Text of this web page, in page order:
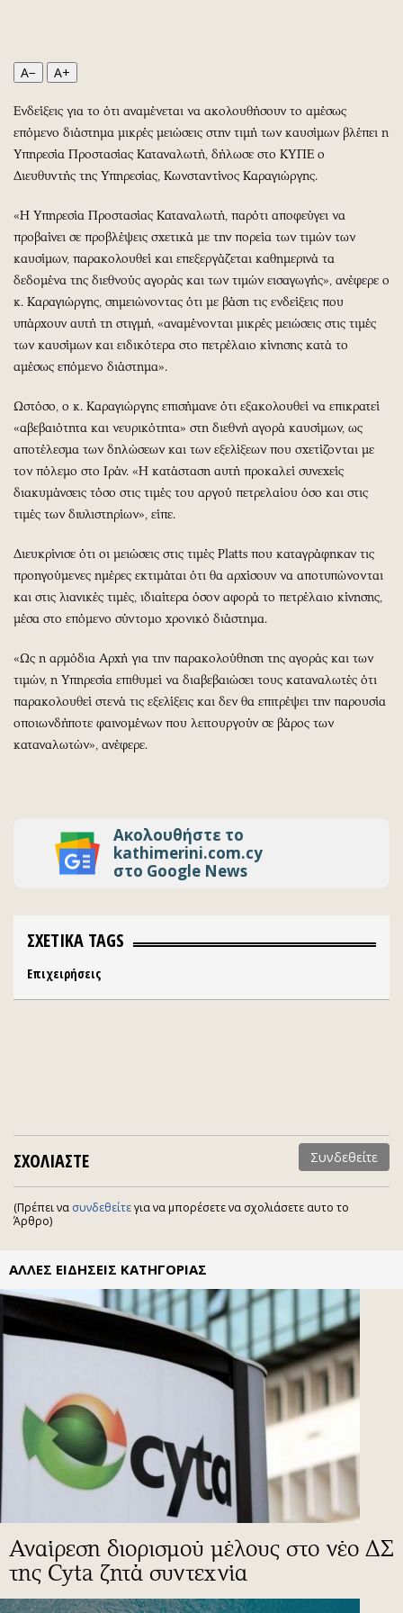
Παράξενα
Πολιτισμός
Σινεμά
Θέατρο-Χορός
Μουσική
Εικαστικά
Βιβλίο
Χειρόγραφα
Εκπομπές
Wine routes
Podcasts
Uncut
Προσφορές
Προσωπικότητες στην ''Κ''
Επιστολές
A− A+
Ενδείξεις για το ότι αναμένεται να ακολουθήσουν το αμέσως
επόμενο διάστημα μικρές μειώσεις στην τιμή των καυσίμων βλέπει η
Υπηρεσία Προστασίας Καταναλωτή, δήλωσε στο ΚΥΠΕ ο
Διευθυντής της Υπηρεσίας, Κωνσταντίνος Καραγιώργης.
«Η Υπηρεσία Προστασίας Καταναλωτή, παρότι αποφεύγει να
προβαίνει σε προβλέψεις σχετικά με την πορεία των τιμών των
καυσίμων, παρακολουθεί και επεξεργάζεται καθημερινά τα
δεδομένα της διεθνούς αγοράς και των τιμών εισαγωγής», ανέφερε ο
κ. Καραγιώργης, σημειώνοντας ότι με βάση τις ενδείξεις που
υπάρχουν αυτή τη στιγμή, «αναμένονται μικρές μειώσεις στις τιμές
των καυσίμων και ειδικότερα στο πετρέλαιο κίνησης κατά το
αμέσως επόμενο διάστημα».
Ωστόσο, ο κ. Καραγιώργης επισήμανε ότι εξακολουθεί να επικρατεί
«αβεβαιότητα και νευρικότητα» στη διεθνή αγορά καυσίμων, ως
αποτέλεσμα των δηλώσεων και των εξελίξεων που σχετίζονται με
τον πόλεμο στο Ιράν. «Η κατάσταση αυτή προκαλεί συνεχείς
διακυμάνσεις τόσο στις τιμές του αργού πετρελαίου όσο και στις
τιμές των διυλιστηρίων», είπε.
Διευκρίνισε ότι οι μειώσεις στις τιμές Platts που καταγράφηκαν τις
προηγούμενες ημέρες εκτιμάται ότι θα αρχίσουν να αποτυπώνονται
και στις λιανικές τιμές, ιδιαίτερα όσον αφορά το πετρέλαιο κίνησης,
μέσα στο επόμενο σύντομο χρονικό διάστημα.
«Ως η αρμόδια Αρχή για την παρακολούθηση της αγοράς και των
τιμών, η Υπηρεσία επιθυμεί να διαβεβαιώσει τους καταναλωτές ότι
παρακολουθεί στενά τις εξελίξεις και δεν θα επιτρέψει την παρουσία
οποιωνδήποτε φαινομένων που λειτουργούν σε βάρος των
καταναλωτών», ανέφερε.
Ακολουθήστε το
kathimerini.com.cy
στο Google News
ΣΧΕΤΙΚΑ TAGS
Επιχειρήσεις
ΣΧΟΛΙΑΣΤΕ Συνδεθείτε
(Πρέπει να συνδεθείτεγια να μπορέσετε να σχολιάσετε αυτο το
Άρθρο)
ΑΛΛΕΣ ΕΙΔΗΣΕΙΣ ΚΑΤΗΓΟΡΙΑΣ
Αναίρεση διορισμού μέλους στο νέο ΔΣ
της Cyta ζητά συντεχνία